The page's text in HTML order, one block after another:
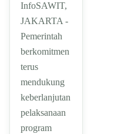
InfoSAWIT,
JAKARTA -
Pemerintah
berkomitmen
terus
mendukung
keberlanjutan
pelaksanaan
program